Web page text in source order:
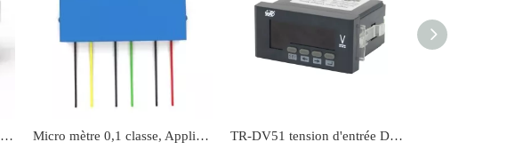
Transformateur de transformateur de courant micro-mètre de classe 0,1 Micro mètre 0,1 classe, Application de mesure de puissance, petit transformateur de courant Miniature TR-DV51 tension d'entrée DC 2 V 20 V 200 V 1000 V compteur de tension monophasé